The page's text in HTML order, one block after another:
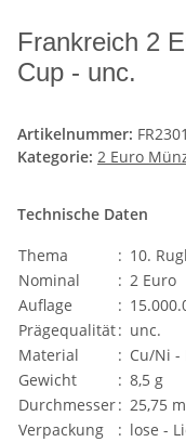
Frankreich 2
Cup - unc.
Artikelnummer:
Kategorie: 2 Euro
Technische Daten
Thema
: 10.
Nominal
: 2 Euro
Auflage
:
Prägequalität: unc.
Material
: Cu/Ni -
Gewicht
: 8,5 g
Durchmesser: 25,75
Verpackung
: lose -